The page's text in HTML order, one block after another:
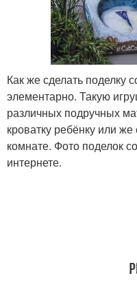
Как же сделать поделку
элементарно. Такую
различных подручных
кроватку ребёнку или
комнате. Фото поделок
интернете.